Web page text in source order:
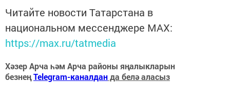
Читайте новости Татарстана в
национальном мессенджере MАХ:
https://max.ru/tatmedia
Хәзер Арча һәм Арча районы яңалыкларын
безнеңTelegram-каналданда белә аласыз